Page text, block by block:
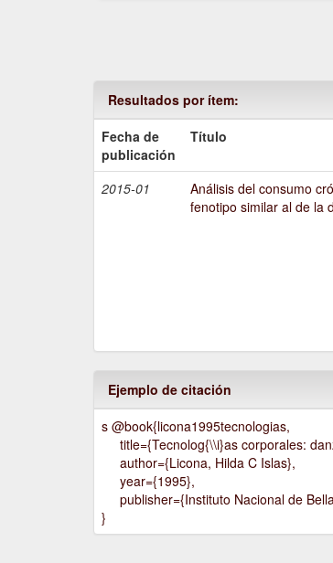
Resultados por ítem:
Fecha de
publicación
Título
2015-01
Análisis del consumo
fenotipo similar al de la
Ejemplo de citación
s @book{licona1995tecnologias,
title={Tecnolog{\\i}as corporales:
author={Licona, Hilda C Islas},
year={1995},
publisher={Instituto Nacional de
}